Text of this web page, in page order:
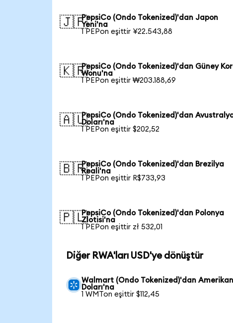
🇯🇵PepsiCo (Ondo Tokenized)'dan Japon
Yeni'na
1 PEPon eşittir ¥22.543,88
🇰🇷PepsiCo (Ondo Tokenized)'dan Güney
Wonu'na
1 PEPon eşittir ₩203.188,69
🇦🇺PepsiCo (Ondo Tokenized)'dan
Doları'na
1 PEPon eşittir $202,52
🇧🇷PepsiCo (Ondo Tokenized)'dan Brezilya
Reali'na
1 PEPon eşittir R$733,93
🇵🇱PepsiCo (Ondo Tokenized)'dan Polonya
Zlotisi'na
1 PEPon eşittir zł 532,01
Diğer RWA'ları USD'ye dönüştür
Walmart (Ondo Tokenized)'dan Amerikan
Doları'na
1 WMTon eşittir $112,45